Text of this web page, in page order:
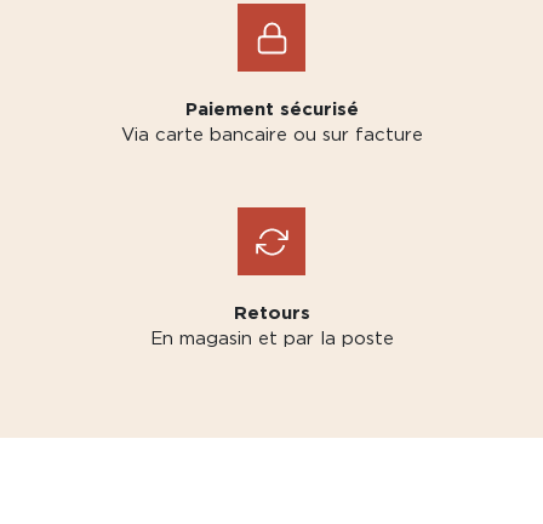
Paiement sécurisé
Via carte bancaire ou sur facture
Retours
En magasin et par la poste